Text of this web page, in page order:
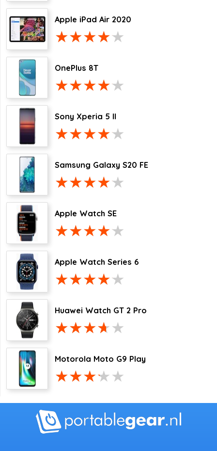
Apple iPad Air 2020
OnePlus 8T
Sony Xperia 5 II
Samsung Galaxy S20 FE
Apple Watch SE
Apple Watch Series 6
Huawei Watch GT 2 Pro
Motorola Moto G9 Play